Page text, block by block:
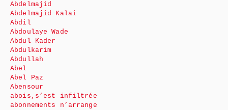
Abdelmajid
Abdelmajid Kalai
Abdil
Abdoulaye Wade
Abdul Kader
Abdulkarim
Abdullah
Abel
Abel Paz
Abensour
abois,s’est infiltrée
abonnements n’arrange